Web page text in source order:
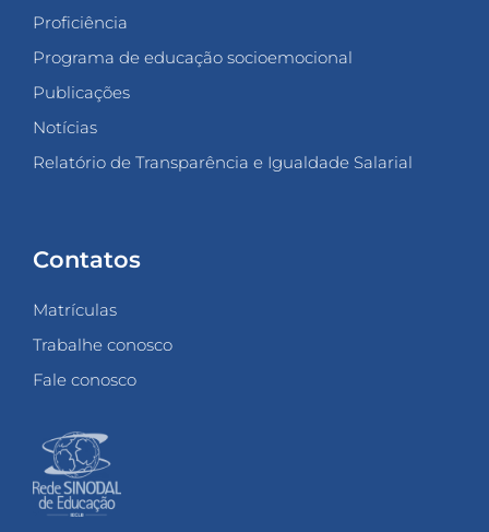
Proficiência
Programa de educação socioemocional
Publicações
Notícias
Relatório de Transparência e Igualdade Salarial
Contatos
Matrículas
Trabalhe conosco
Fale conosco